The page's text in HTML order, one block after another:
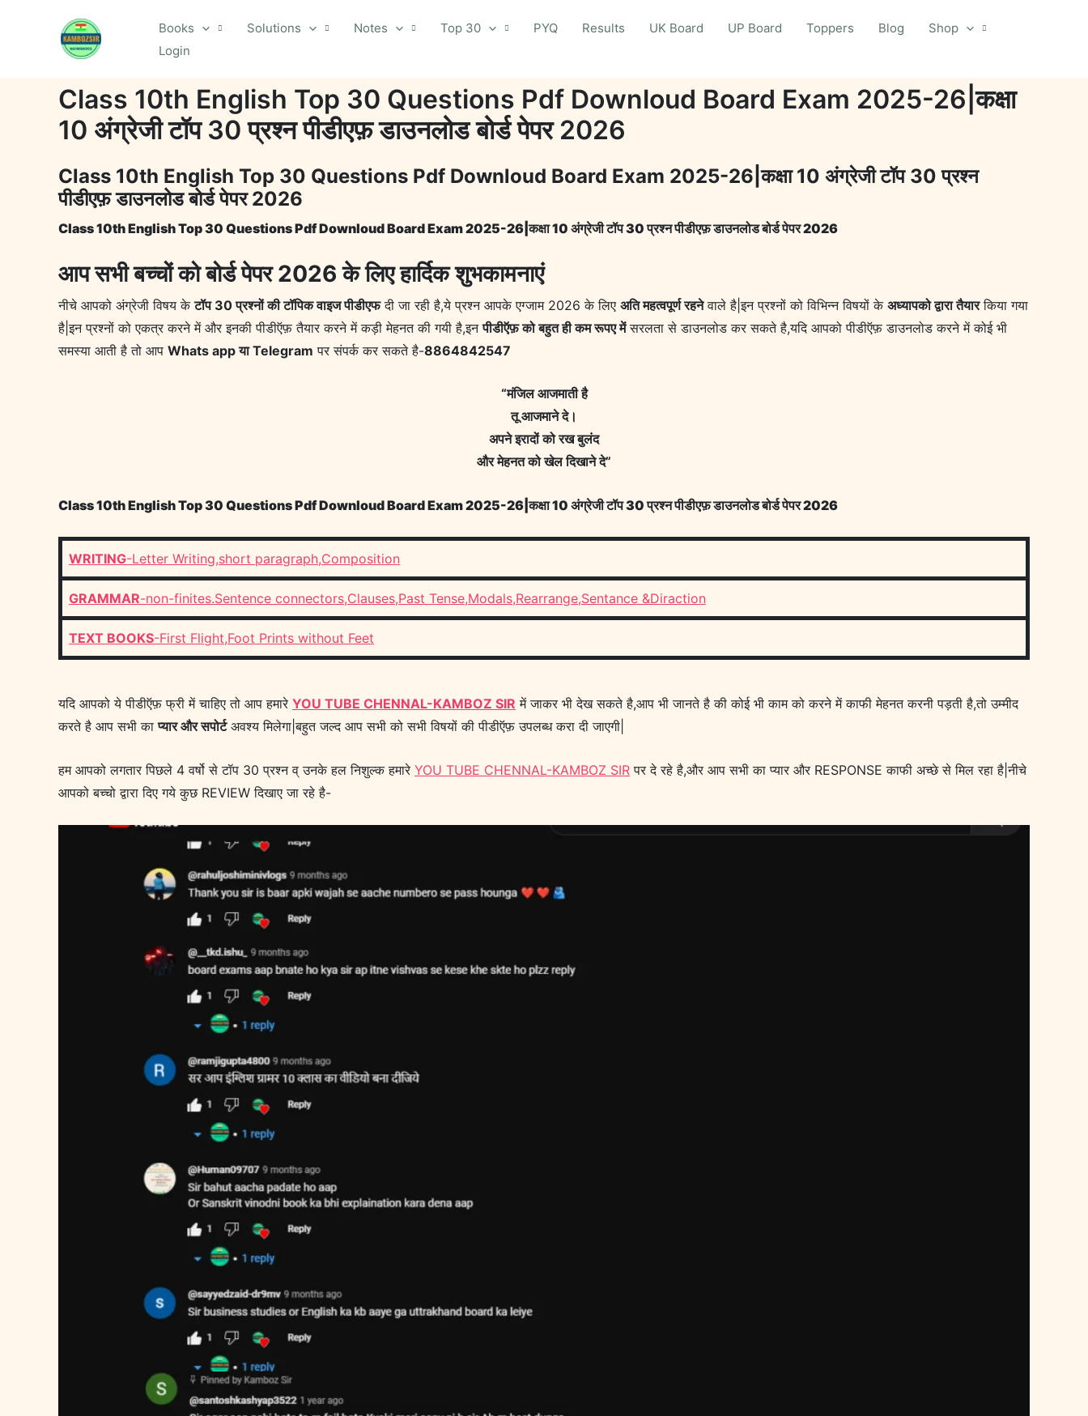
Books Solutions Notes Top 30 PYQ Results UK Board UP Board Toppers Blog
Shop
Login
Class 10th English Top 30 Questions Pdf Downloud Board Exam 2025-26|कक्षा
10 अंग्रेजी टॉप 30 प्रश्न पीडीएफ़ डाउनलोड बोर्ड पेपर 2026
Class 10th English Top 30 Questions Pdf Downloud Board Exam 2025-26|कक्षा 10 अंग्रेजी टॉप 30 प्रश्न
पीडीएफ़ डाउनलोड बोर्ड पेपर 2026
Class 10th English Top 30 Questions Pdf Downloud Board Exam 2025-26|कक्षा 10 अंग्रेजी टॉप 30 प्रश्न पीडीएफ़ डाउनलोड बोर्ड पेपर 2026
आप सभी बच्चों को बोर्ड पेपर 2026 के लिए हार्दिक शुभकामनाएं
नीचे आपको अंग्रेजी विषय केटॉप 30 प्रश्नों की टॉपिक वाइज पीडीएफदी जा रही है,ये प्रश्न आपके एग्जाम 2026 के लिए अति महत्वपूर्ण रहनेवाले है|इन प्रश्नों को विभिन्न विषयों के अध्यापको द्वारा तैयारकिया गया
है|इन प्रश्नों को एकत्र करने में और इनकी पीडीऍफ़ तैयार करने में कड़ी मेहनत की गयी है,इनपीडीऍफ़ को बहुत ही कम रूपए मेंसरलता से डाउनलोड कर सकते है,यदि आपको पीडीऍफ़ डाउनलोड करने में कोई भी
समस्या आती है तो आप Whats app या Telegram पर संपर्क कर सकते है-8864842547
“मंजिल आजमाती है
तू आजमाने दे।
अपने इरादों को रख बुलंद
और मेहनत को खेल दिखाने दे”
Class 10th English Top 30 Questions Pdf Downloud Board Exam 2025-26|कक्षा 10 अंग्रेजी टॉप 30 प्रश्न पीडीएफ़ डाउनलोड बोर्ड पेपर 2026
WRITING-Letter Writing,short paragraph,Composition
GRAMMAR-non-finites.Sentence connectors,Clauses,Past Tense,Modals,Rearrange,Sentance &Diraction
TEXT BOOKS-First Flight,Foot Prints without Feet
यदि आपको ये पीडीऍफ़ फ्री में चाहिए तो आप हमारे YOU TUBE CHENNAL-KAMBOZ SIR में जाकर भी देख सकते है,आप भी जानते है की कोई भी काम को करने में काफी मेहनत करनी पड़ती है,तो उम्मीद
करते है आप सभी काप्यार और सपोर्टअवश्य मिलेगा|बहुत जल्द आप सभी को सभी विषयों की पीडीऍफ़ उपलब्ध करा दी जाएगी|
हम आपको लगतार पिछले 4 वर्षो से टॉप 30 प्रश्न व् उनके हल निशुल्क हमारे YOU TUBE CHENNAL-KAMBOZ SIR पर दे रहे है,और आप सभी का प्यार और RESPONSE काफी अच्छे से मिल रहा है|नीचे
आपको बच्चो द्वारा दिए गये कुछ REVIEW दिखाए जा रहे है-